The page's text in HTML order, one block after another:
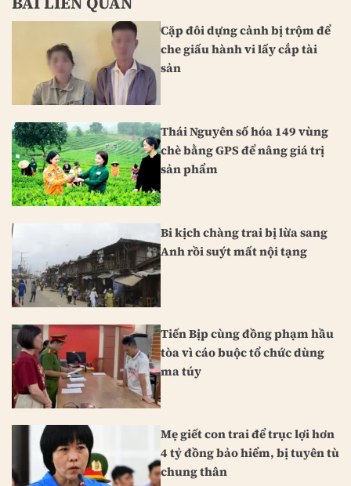
Cặp đôi dựng cảnh bị trộm để
che giấu hành vi lấy cắp tài
sản
Thái Nguyên số hóa 149 vùng
chè bằng GPS để nâng giá trị
sản phẩm
Bi kịch chàng trai bị lừa sang
Anh rồi suýt mất nội tạng
Tiến Bịp cùng đồng phạm hầu
tòa vì cáo buộc tổ chức dùng
ma túy
Mẹ giết con trai để trục lợi hơn
4 tỷ đồng bảo hiểm, bị tuyên tù
chung thân